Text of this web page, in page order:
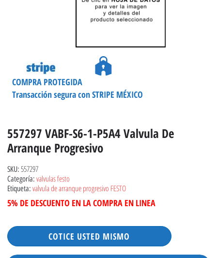
Transacción segura con STRIPE MÉXICO
COMPRA PROTEGIDA
557297 VABF-S6-1-P5A4 Valvula De
Arranque Progresivo
SKU: 557297
Categoría: valvulas festo
Etiqueta: valvula de arranque progresivo FESTO
5% DE DESCUENTO EN LA COMPRA EN LINEA
COTICE USTED MISMO